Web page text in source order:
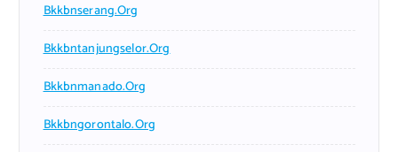
Bkkbnserang.org
Bkkbntanjungselor.org
Bkkbnmanado.org
Bkkbngorontalo.org